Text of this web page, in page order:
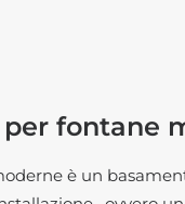
fontane
è un